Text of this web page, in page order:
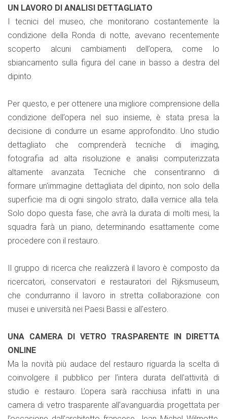
UN LAVORO DI ANALISI DETTAGLIATO
I tecnici del museo, che monitorano costantemente la
condizione della Ronda di notte, avevano recentemente
scoperto alcuni cambiamenti dell’opera, come lo
sbiancamento sulla figura del cane in basso a destra del
dipinto.
Per questo, e per ottenere una migliore comprensione della
condizione dell’opera nel suo insieme, è stata presa la
decisione di condurre un esame approfondito. Uno studio
dettagliato che comprenderà tecniche di imaging,
fotografia ad alta risoluzione e analisi computerizzata
altamente avanzata. Tecniche che consentiranno di
formare un'immagine dettagliata del dipinto, non solo della
superficie ma di ogni singolo strato, dalla vernice alla tela.
Solo dopo questa fase, che avrà la durata di molti mesi, la
squadra farà un piano, determinando esattamente come
procedere con il restauro.
Il gruppo di ricerca che realizzerà il lavoro è composto da
ricercatori, conservatori e restauratori del Rijksmuseum,
che condurranno il lavoro in stretta collaborazione con
musei e università nei Paesi Bassi e all'estero.
UNA CAMERA DI VETRO TRASPARENTE IN DIRETTA
ONLINE
Ma la novità più audace del restauro riguarda la scelta di
coinvolgere il pubblico per l’intera durata dell’attività di
studio e restauro. L’opera sarà racchiusa infatti in una
camera di vetro trasparente all'avanguardia progettata per